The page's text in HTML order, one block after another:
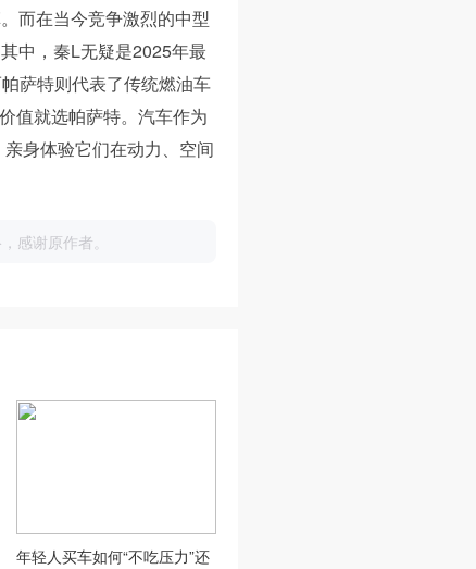
而在当今竞争激烈的中型
中，秦L无疑是2025年最
萨特则代表了传统燃油车
值就选帕萨特。汽车作为
身体验它们在动力、空间
感谢原作者。
年轻人买车如何“不吃压力”还